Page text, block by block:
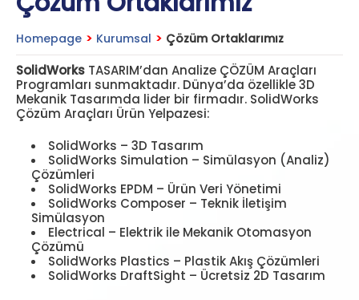
Homepage > Kurumsal > Çözüm Ortaklarımız
SolidWorks TASARIM’dan Analize ÇÖZÜM Araçları
Programları sunmaktadır. Dünya’da özellikle 3D
Mekanik Tasarımda lider bir firmadır. SolidWorks
Çözüm Araçları Ürün Yelpazesi:
SolidWorks – 3D Tasarım
SolidWorks Simulation – Simülasyon (Analiz)
Çözümleri
SolidWorks EPDM – Ürün Veri Yönetimi
SolidWorks Composer – Teknik İletişim
Simülasyon
Electrical – Elektrik ile Mekanik Otomasyon
Çözümü
SolidWorks Plastics – Plastik Akış Çözümleri
SolidWorks DraftSight – Ücretsiz 2D Tasarım